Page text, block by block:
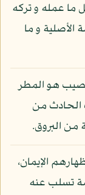
ما عمله و تركه
الأصلية و ما
هو المطر
الحادث من
من البروق.
الإيمان،
تسلب عنه